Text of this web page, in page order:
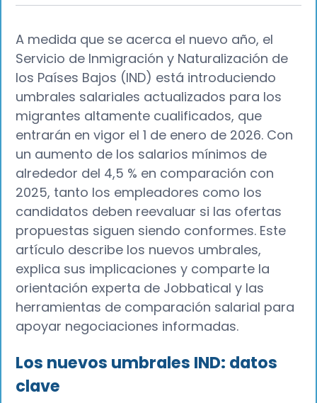
A medida que se acerca el nuevo año, el
Servicio de Inmigración y Naturalización de
los Países Bajos (IND) está introduciendo
umbrales salariales actualizados para los
migrantes altamente cualificados, que
entrarán en vigor el 1 de enero de 2026. Con
un aumento de los salarios mínimos de
alrededor del 4,5 % en comparación con
2025, tanto los empleadores como los
candidatos deben reevaluar si las ofertas
propuestas siguen siendo conformes. Este
artículo describe los nuevos umbrales,
explica sus implicaciones y comparte la
orientación experta de Jobbatical y las
herramientas de comparación salarial para
apoyar negociaciones informadas.
Los nuevos umbrales IND: datos
clave